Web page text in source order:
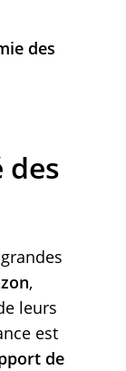
des
des
,
leurs
est
de